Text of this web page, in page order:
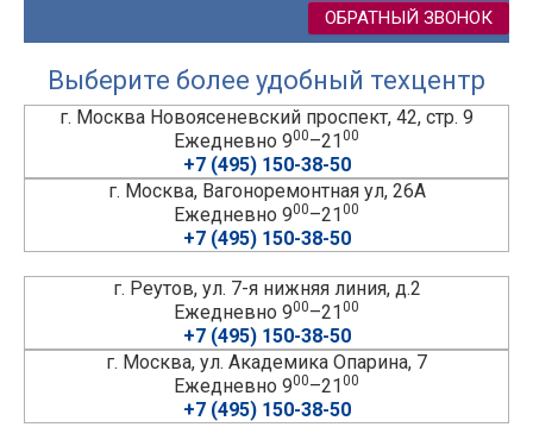
ОБРАТНЫЙ ЗВОНОК
Выберите более удобный техцентр
г. Москва Новоясеневский проспект, 42, стр. 9
Ежедневно 900–2100
+7 (495) 150-38-50
г. Москва, Вагоноремонтная ул, 26А
Ежедневно 900–2100
+7 (495) 150-38-50
г. Реутов, ул. 7-я нижняя линия, д.2
Ежедневно 900–2100
+7 (495) 150-38-50
г. Москва, ул. Академика Опарина, 7
Ежедневно 900–2100
+7 (495) 150-38-50